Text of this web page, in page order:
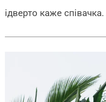
ідверто каже співачка.